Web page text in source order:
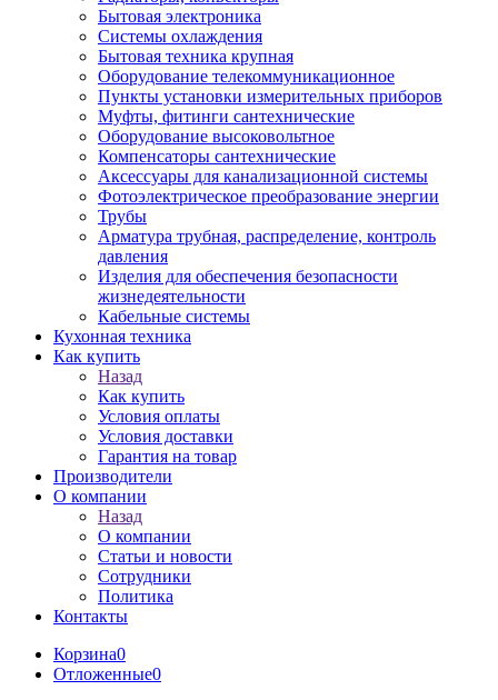
Бытовая электроника
Системы охлаждения
Бытовая техника крупная
Оборудование телекоммуникационное
Пункты установки измерительных приборов
Муфты, фитинги сантехнические
Оборудование высоковольтное
Компенсаторы сантехнические
Аксессуары для канализационной системы
Фотоэлектрическое преобразование энергии
Трубы
Арматура трубная, распределение, контроль
давления
Изделия для обеспечения безопасности
жизнедеятельности
Кабельные системы
Кухонная техника
Как купить
Назад
Как купить
Условия оплаты
Условия доставки
Гарантия на товар
Производители
О компании
Назад
О компании
Статьи и новости
Сотрудники
Политика
Контакты
Корзина0
Отложенные0